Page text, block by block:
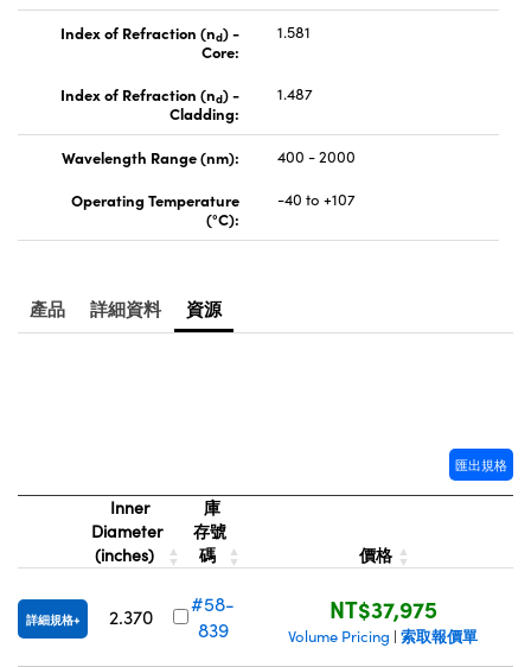
Index of Refraction (nd) -
Core:
1.581
Index of Refraction (nd) -
Cladding:
1.487
Wavelength Range (nm):
400 - 2000
Operating Temperature
(°C):
-40 to +107
產品 詳細資料 資源
匯出規格
Inner
Diameter
(inches)
庫
存號
碼
價格
詳細規格 2.370
#58-
839
NT$37,975
Volume Pricing | 索取報價單